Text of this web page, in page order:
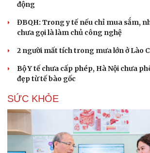
động
ĐBQH: Trong y tế nếu chỉ mua sắm,
chưa gọi là làm chủ công nghệ
2 người mất tích trong mưa lớn ở Lào
Bộ Y tế chưa cấp phép, Hà Nội chưa
đẹp từ tế bào gốc
SỨC KHỎE